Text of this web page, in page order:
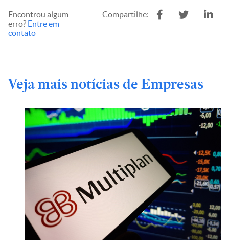
Encontrou algum
erro? Entre em
contato
Compartilhe:
Veja mais notícias de Empresas